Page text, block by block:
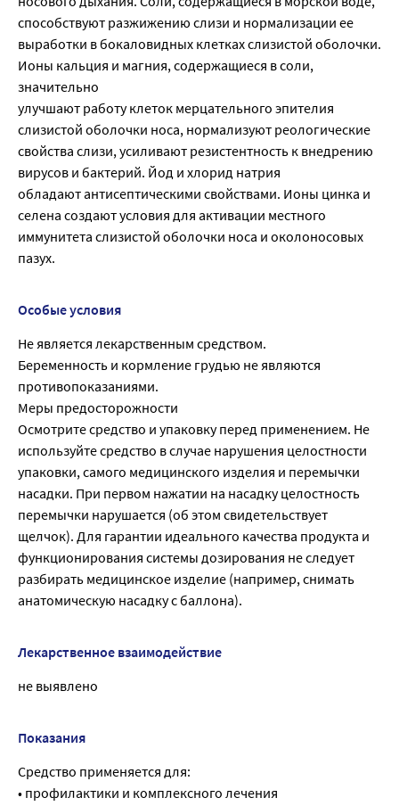
способствуют разжижению слизи и нормализации ее
выработки в бокаловидных клетках слизистой оболочки.
Ионы кальция и магния, содержащиеся в соли,
значительно
улучшают работу клеток мерцательного эпителия
слизистой оболочки носа, нормализуют реологические
свойства слизи, усиливают резистентность к внедрению
вирусов и бактерий. Йод и хлорид натрия
обладают антисептическими свойствами. Ионы цинка и
селена создают условия для активации местного
иммунитета слизистой оболочки носа и околоносовых
пазух.
Особые условия
Не является лекарственным средством.
Беременность и кормление грудью не являются
противопоказаниями.
Меры предосторожности
Осмотрите средство и упаковку перед применением. Не
используйте средство в случае нарушения целостности
упаковки, самого медицинского изделия и перемычки
насадки. При первом нажатии на насадку целостность
перемычки нарушается (об этом свидетельствует
щелчок). Для гарантии идеального качества продукта и
функционирования системы дозирования не следует
разбирать медицинское изделие (например, снимать
анатомическую насадку с баллона).
Лекарственное взаимодействие
не выявлено
Показания
Средство применяется для:
• профилактики и комплексного лечения